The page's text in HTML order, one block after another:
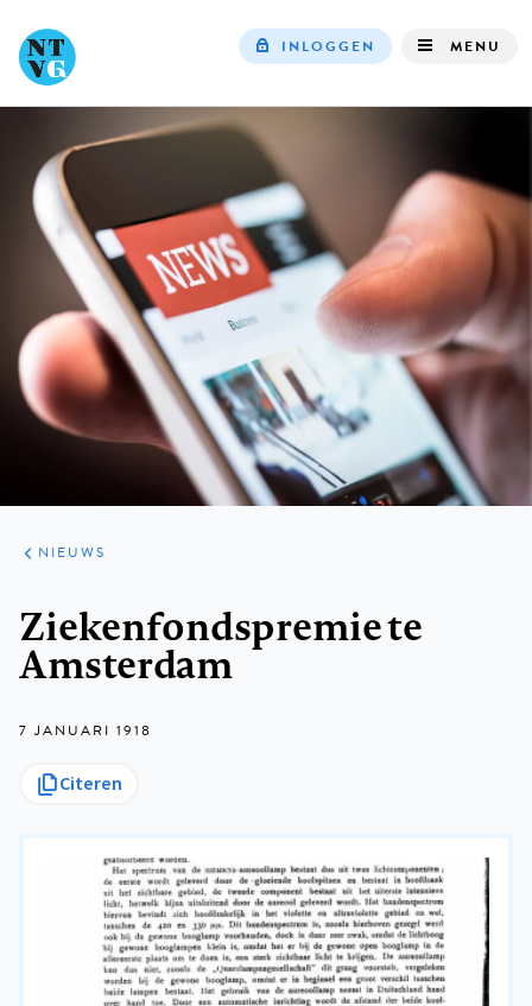
INLOGGEN MENU
ARTIKELEN
HET
KORT
NIEUWS
Ziekenfondspremie te
Amsterdam
7 JANUARI 1918
Citeren